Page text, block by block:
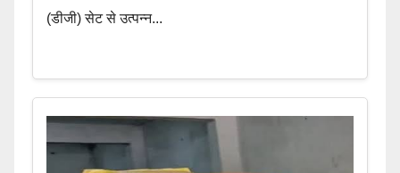
(डीजी) सेट से उत्पन्न...